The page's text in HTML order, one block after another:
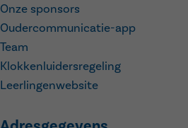
Onze sponsors
Oudercommunicatie-app
Team
Klokkenluidersregeling
Leerlingenwebsite